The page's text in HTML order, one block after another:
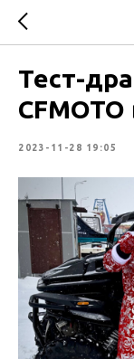
Тест-
2023-11-28 19:05